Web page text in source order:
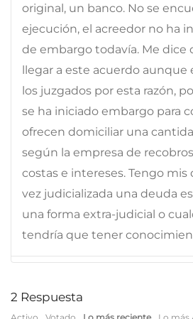
original, un banco. No se
ejecución, el acreedor no ha
de embargo todavía. Me dice
llegar a este acuerdo aunque
los juzgados por esta razón,
se ha iniciado embargo para
ofrecen domiciliar una
según la empresa de
costas e intereses. Tengo mis
vez judicializada una deuda
una forma extra-judicial o
tendría que tener
2 Respuesta